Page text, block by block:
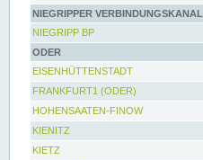
NIEGRIPPER VERBINDUNGSKANAL
NIEGRIPP BP
ODER
EISENHÜTTENSTADT
FRANKFURT1 (ODER)
HOHENSAATEN-FINOW
KIENITZ
KIETZ